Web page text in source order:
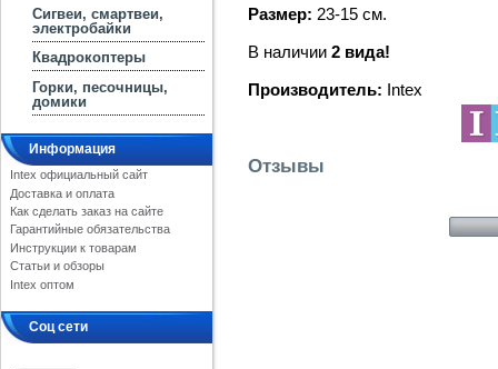
Сигвеи, смартвеи,
электробайки
Квадрокоптеры
Горки, песочницы,
домики
Информация
Intex официальный сайт
Доставка и оплата
Как сделать заказ на сайте
Гарантийные обязательства
Инструкции к товарам
Статьи и обзоры
Intex оптом
Соц сети
Размер: 23-15 см.
В наличии 2 вида!
Производитель: Intex
Отзывы